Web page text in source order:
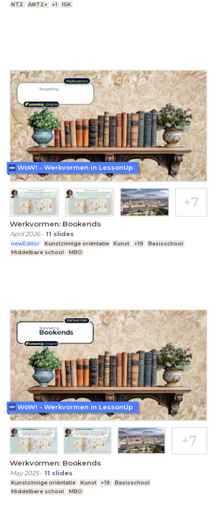
NT2 ANT2+ +1 ISK
Werkvormen: Bookends
April 2026- 11 slides
newEditor Kunstzinnige oriëntatie Kunst +19
Basisschool
Middelbare school
MBO
WoW! - Werkvormen in LessonUp
Werkvormen: Bookends
May 2025- 11 slides
Kunstzinnige oriëntatie Kunst +19
Basisschool
Middelbare school
MBO
WoW! - Werkvormen in LessonUp